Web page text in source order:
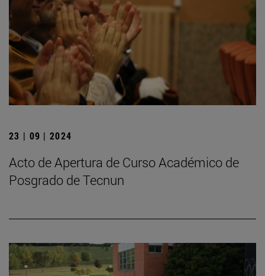
23 | 09 | 2024
Acto de Apertura de Curso Académico de
Posgrado de Tecnun